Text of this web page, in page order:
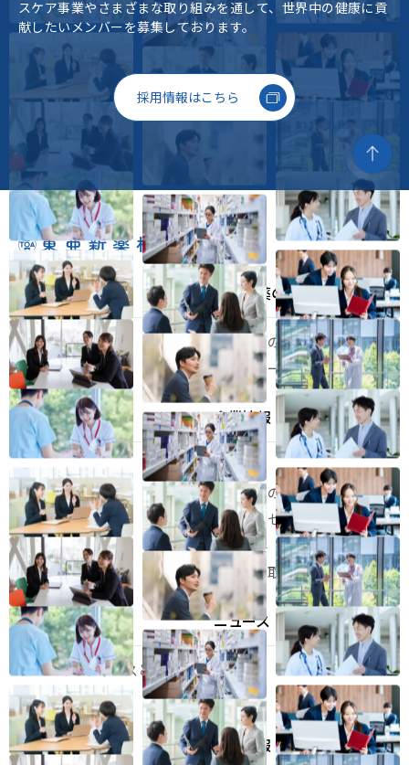
スケア事業やさまざまな取り組みを通して、 世界中の健康に貢
献したいメンバーを募集しております。
採用情報はこちら
事業内容
医療用医薬品事業
ヘルスケア事業
東亜新薬の歩み
東亜新薬の歩み
ビオスリーとは
東亜新薬の人 企業情報
企業情報
東亜新薬の存在意義
代表メッセージ
会社概要
健康への取り組み
腸内環境を学ぶ
プロバイオティクスとは
菌のリレーとは
ニュース
学術セミナー 採用情報